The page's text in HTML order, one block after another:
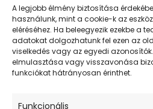
A legjobb élmény biztosítása
használunk, mint a cookie-k az
eléréséhez. Ha beleegyezik ezekbe a
adatokat dolgozhatunk fel ezen az
viselkedés vagy az egyedi
elmulasztása vagy visszavonása
funkciókat hátrányosan érinthet.
Funkcionális
Elfogadom az adatkezelési
Gyors Linkek
Kezdőlap